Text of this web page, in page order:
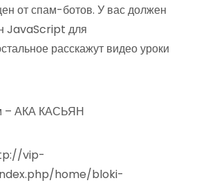
от спам-ботов. У вас должен
JavaScript для
расскажут видео уроки
– АКА КАСЬЯН
vip-
home/bloki-